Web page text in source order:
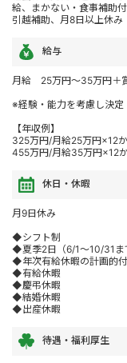
給、まかない・食事補助
引越補助、月8日以上休み
給与
月給 25万円～35万円＋
※経験・能力を考慮し決定
【年収例】
325万円/月給25万円×12
455万円/月給35万円×12
休日・休暇
月9日休み
◆シフト制
◆夏季2日（6/1～10/31ま
◆年次有給休暇の計画的
◆有給休暇
◆慶弔休暇
◆結婚休暇
◆出産休暇
待遇・福利厚生